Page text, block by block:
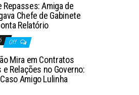
Repasses: Amiga de
Chefe de Gabinete
Relatório
Off
Mira em Contratos
Relações no Governo:
Amigo Lulinha